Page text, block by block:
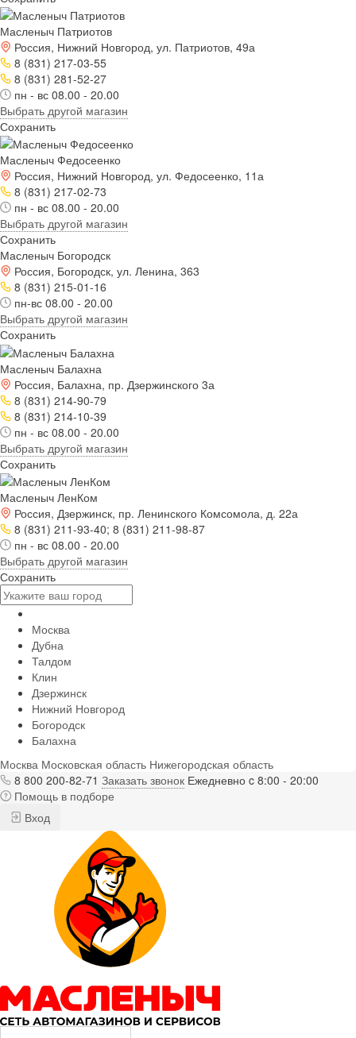
Масленыч Патриотов
Россия, Нижний Новгород, ул. Патриотов, 49а
8 (831) 217-03-55
8 (831) 281-52-27
пн - вс 08.00 - 20.00
Выбрать другой магазин
Сохранить
Масленыч Федосеенко
Россия, Нижний Новгород, ул. Федосеенко, 11а
8 (831) 217-02-73
пн - вс 08.00 - 20.00
Выбрать другой магазин
Сохранить
Масленыч Богородск
Россия, Богородск, ул. Ленина, 363
8 (831) 215-01-16
пн-вс 08.00 - 20.00
Выбрать другой магазин
Сохранить
Масленыч Балахна
Россия, Балахна, пр. Дзержинского 3а
8 (831) 214-90-79
8 (831) 214-10-39
пн - вс 08.00 - 20.00
Выбрать другой магазин
Сохранить
Масленыч ЛенКом
Россия, Дзержинск, пр. Ленинского Комсомола, д. 22а
8 (831) 211-93-40; 8 (831) 211-98-87
пн - вс 08.00 - 20.00
Выбрать другой магазин
Сохранить
Москва
Дубна
Талдом
Клин
Дзержинск
Нижний Новгород
Богородск
Балахна
Москва Московская область Нижегородская область
8 800 200-82-71 Заказать звонок Ежедневно c 8:00 - 20:00
Помощь в подборе
Вход